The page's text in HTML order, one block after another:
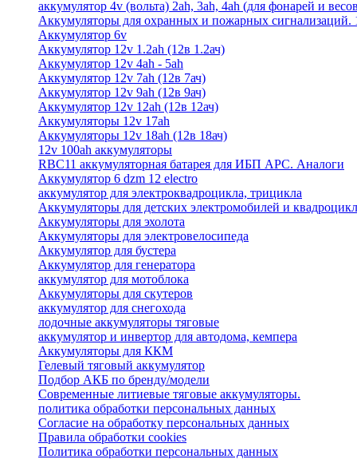
аккумулятор 4v (вольта) 2ah, 3ah, 4ah (для фонарей и
Аккумуляторы для охранных и пожарных сигнализаций.
Аккумулятор 6v
Аккумулятор 12v 1.2ah (12в 1.2ач)
Аккумулятор 12v 4ah - 5ah
Аккумулятор 12v 7ah (12в 7ач)
Аккумулятор 12v 9ah (12в 9ач)
Аккумулятор 12v 12ah (12в 12ач)
Аккумуляторы 12v 17ah
Аккумуляторы 12v 18ah (12в 18ач)
12v 100ah аккумуляторы
RBC11 аккумуляторная батарея для ИБП APC. Аналоги
Аккумулятор 6 dzm 12 electro
аккумулятор для электроквадроцикла, трицикла
Аккумуляторы для детских электромобилей и
Аккумуляторы для эхолота
Аккумуляторы для электровелосипеда
Аккумулятор для бустера
Аккумулятор для генератора
аккумулятор для мотоблока
Аккумуляторы для скутеров
аккумулятор для снегохода
лодочные аккумуляторы тяговые
аккумулятор и инвертор для автодома, кемпера
Аккумуляторы для ККМ
Гелевый тяговый аккумулятор
Подбор АКБ по бренду/модели
Современные литиевые тяговые аккумуляторы.
политика обработки персональных данных
Согласие на обработку персональных данных
Правила обработки cookies
Политика обработки персональных данных